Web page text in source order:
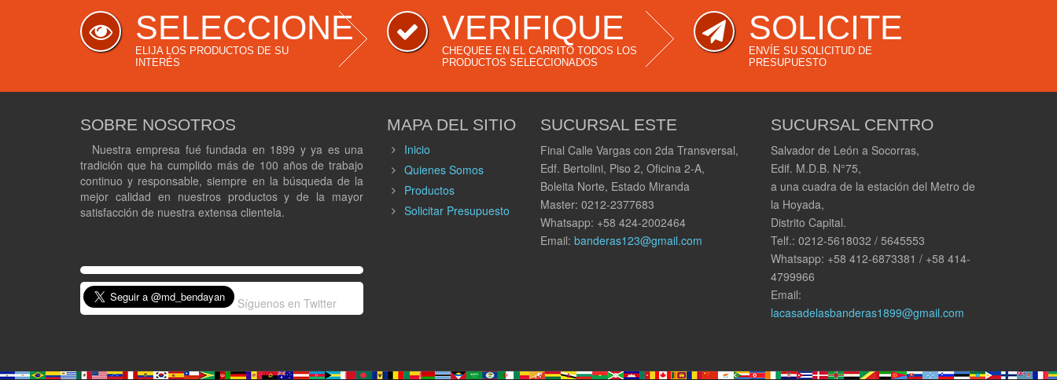
SELECCIONE
ELIJA LOS PRODUCTOS DE SU
INTERÉS
VERIFIQUE
CHEQUEE EN EL CARRITO TODOS LOS
PRODUCTOS SELECCIONADOS
SOLICITE
ENVÍE SU SOLICITUD DE
PRESUPUESTO
SOBRE NOSOTROS
Nuestra empresa fué fundada en 1899 y ya es una
tradición que ha cumplido más de 100 años de trabajo
continuo y responsable, siempre en la búsqueda de la
mejor calidad en nuestros productos y de la mayor
satisfacción de nuestra extensa clientela.
Síguenos en Twitter
MAPA DEL SITIO
Inicio
Quienes Somos
Productos
Solicitar Presupuesto
SUCURSAL ESTE
Final Calle Vargas con 2da Transversal,
Edf. Bertolini, Piso 2, Oficina 2-A,
Boleita Norte, Estado Miranda
Master: 0212-2377683
Whatsapp: +58 424-2002464
Email: banderas123@gmail.com
SUCURSAL CENTRO
Salvador de León a Socorras,
Edif. M.D.B. N°75,
a una cuadra de la estación del Metro de
la Hoyada,
Distrito Capital.
Telf.: 0212-5618032 / 5645553
Whatsapp: +58 412-6873381 / +58 414-
4799966
Email:
lacasadelasbanderas1899@gmail.com